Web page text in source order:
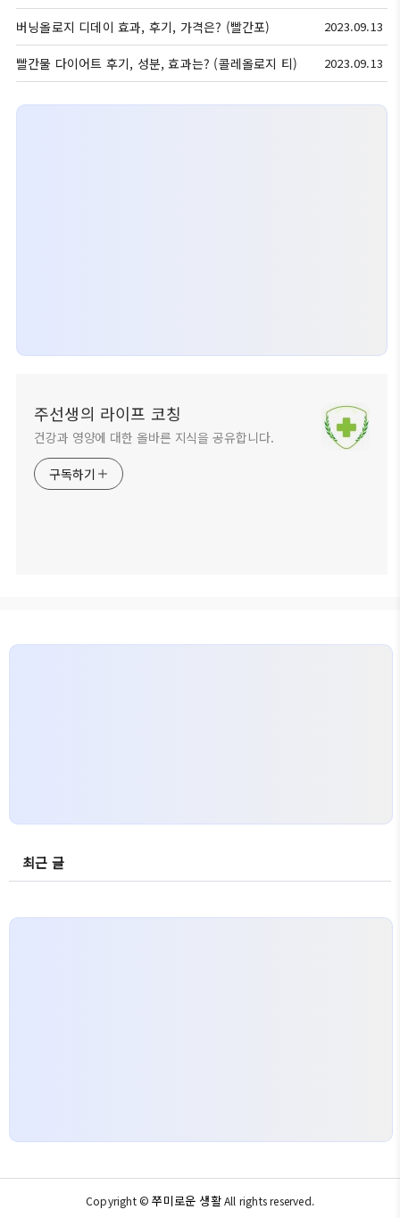
버닝올로지 디데이 효과, 후기, 가격은? (빨간포) 2023.09.13
빨간물 다이어트 후기, 성분, 효과는? (콜레올로지 티) 2023.09.13
주선생의 라이프 코칭
건강과 영양에 대한 올바른 지식을 공유합니다.
구독하기
최근 글
Copyright ©쭈미로운 생활All rights reserved.